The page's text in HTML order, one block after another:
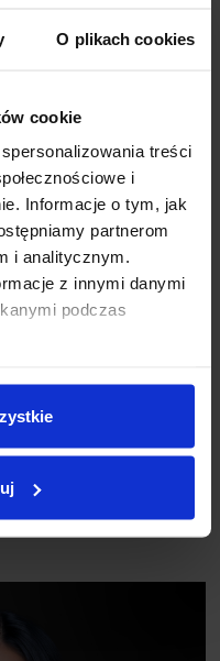
O plikach cookies
cookie
treści
i
Informacje o tym, jak
partnerom
i analitycznym.
z innymi danymi
podczas
Shine zapewni
które utrzymuje
z kompleksem
połysk włosów,